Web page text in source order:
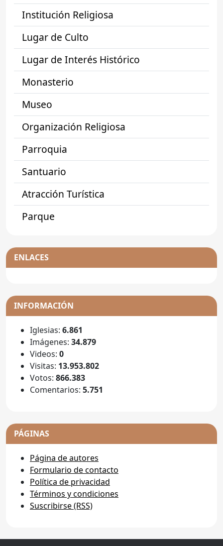
Institución Religiosa
Lugar de Culto
Lugar de Interés Histórico
Monasterio
Museo
Organización Religiosa
Parroquia
Santuario
Atracción Turística
Parque
ENLACES
INFORMACIÓN
Iglesias: 6.861
Imágenes: 34.879
Videos: 0
Visitas: 13.953.802
Votos: 866.383
Comentarios: 5.751
PÁGINAS
Página de autores
Formulario de contacto
Política de privacidad
Términos y condiciones
Suscribirse (RSS)